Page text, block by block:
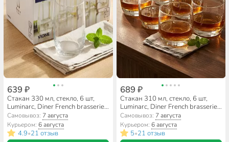
639 ₽
Стакан 330 мл, стекло, 6 шт,
Luminarc, Diner French brasserie,
высокий, H9369
Самовывоз: 7 августа
Курьером:6 августа
4.9•21 отзыв
689 ₽
Стакан 310 мл, стекло, 6 шт,
Luminarc, Diner French brasserie,
низкий, Н9370
Самовывоз: 7 августа
Курьером: 6 августа
5•21 отзыв